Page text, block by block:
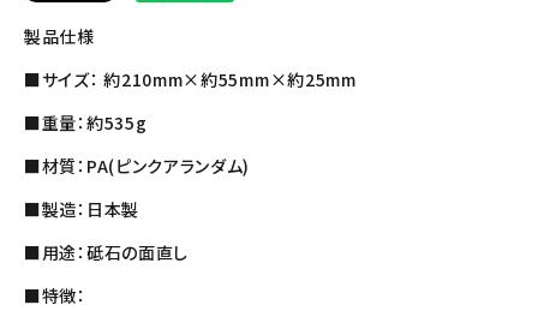
製品仕様
■サイズ： 約210mm×約55mm×約25mm
■重量：約535g
■材質：PA(ピンクアランダム)
■製造：日本製
■用途：砥石の面直し
■特徴：